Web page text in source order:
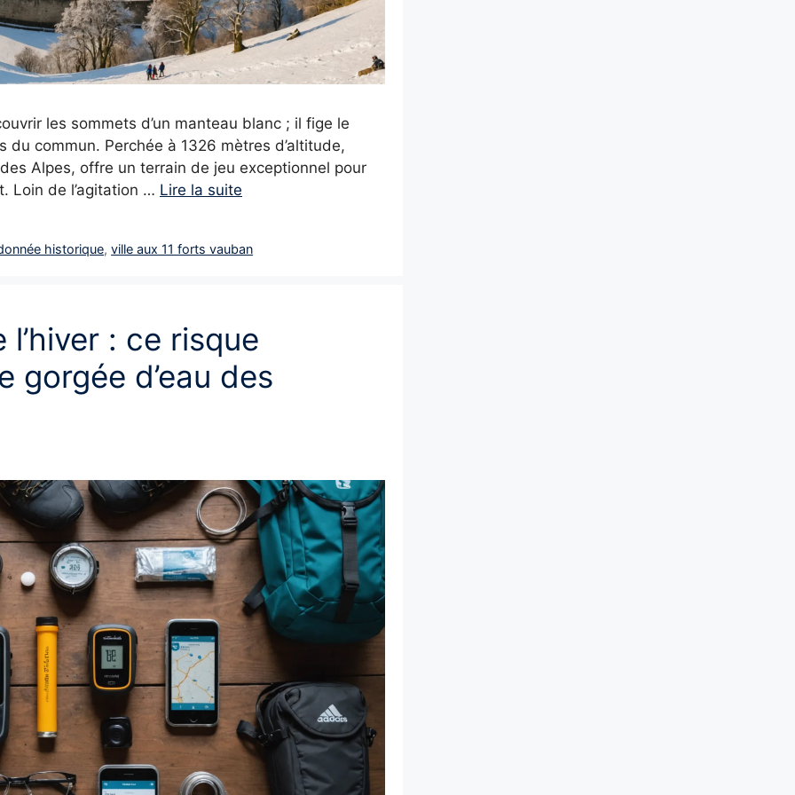
les sommets d’un manteau blanc ; il fige le
commun. Perchée à 1326 mètres d’altitude,
Alpes, offre un terrain de jeu exceptionnel pour
Loin de l’agitation … Lire la suite
historique,ville aux 11 forts vauban
l’hiver : ce risque
gorgée d’eau des